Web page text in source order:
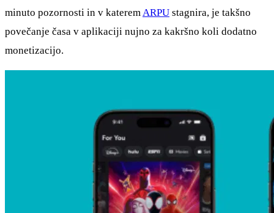
minuto pozornosti in v kateremARPU stagnira, je takšno
povečanje časa v aplikaciji nujno za kakršno koli dodatno
monetizacijo.